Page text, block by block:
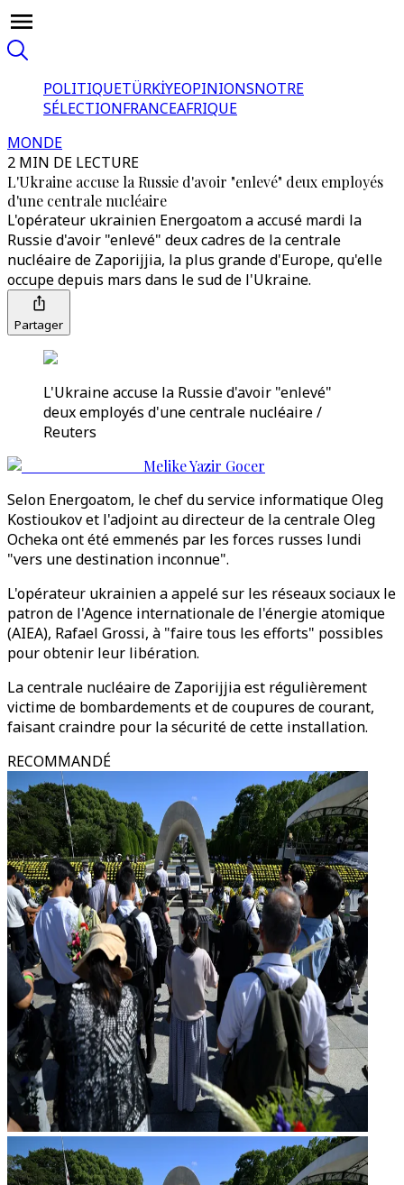
POLITIQUETÜRKİYEOPINIONSNOTRE
SÉLECTIONFRANCEAFRIQUE
MONDE
2 MIN DE LECTURE
L'Ukraine accuse la Russie d'avoir "enlevé" deux employés
d'une centrale nucléaire
L'opérateur ukrainien Energoatom a accusé mardi la
Russie d'avoir "enlevé" deux cadres de la centrale
nucléaire de Zaporijjia, la plus grande d'Europe, qu'elle
occupe depuis mars dans le sud de l'Ukraine.
Partager
L'Ukraine accuse la Russie d'avoir "enlevé"
deux employés d'une centrale nucléaire /
Reuters
Melike Yazir Gocer
Selon Energoatom, le chef du service informatique Oleg
Kostioukov et l'adjoint au directeur de la centrale Oleg
Ocheka ont été emmenés par les forces russes lundi
"vers une destination inconnue".
L'opérateur ukrainien a appelé sur les réseaux sociaux le
patron de l'Agence internationale de l'énergie atomique
(AIEA), Rafael Grossi, à "faire tous les efforts" possibles
pour obtenir leur libération.
La centrale nucléaire de Zaporijjia est régulièrement
victime de bombardements et de coupures de courant,
faisant craindre pour la sécurité de cette installation.
RECOMMANDÉ